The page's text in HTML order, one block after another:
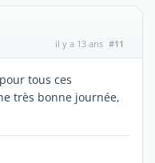
il y a 13 ans #11
tous ces
très bonne journée,